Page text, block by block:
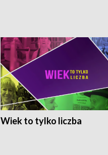
Wiek to tylko liczba